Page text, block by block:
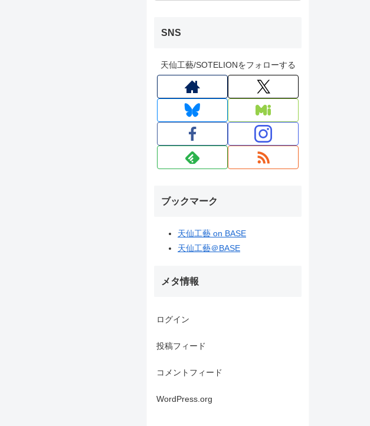
SNS
天仙工藝/SOTELIONをフォローする
ブックマーク
天仙工藝 on BASE
天仙工藝＠BASE
メタ情報
ログイン
投稿フィード
コメントフィード
WordPress.org